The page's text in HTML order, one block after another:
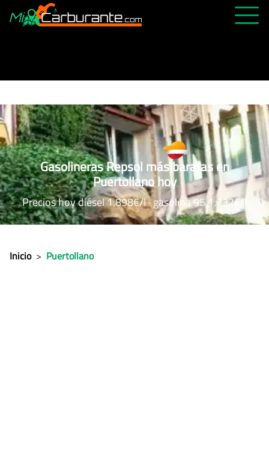
ABIERTAS 24H
ÚLTIMAS MATRÍCULAS
FAVORITASGasolineras Repsol más baratas en
Puertollano hoy
Precios hoy diésel 1.898€/l · gasolina 95 1.732€/l
Inicio > Puertollano